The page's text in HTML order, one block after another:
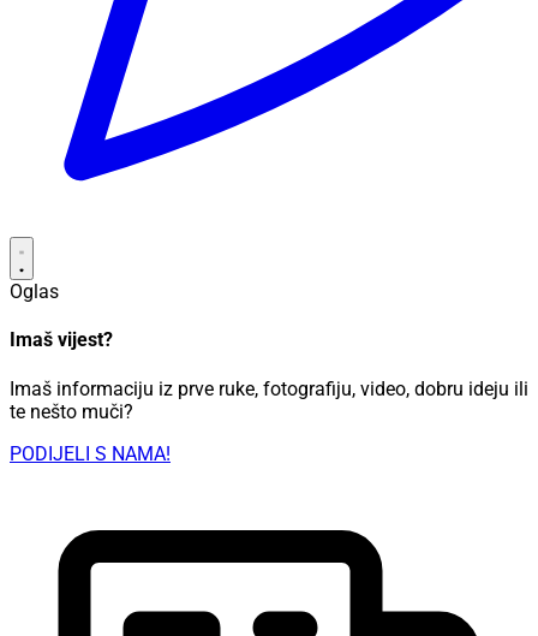
Oglas
Imaš vijest?
Imaš informaciju iz prve ruke, fotografiju, video, dobru ideju ili
te nešto muči?
PODIJELI S NAMA!